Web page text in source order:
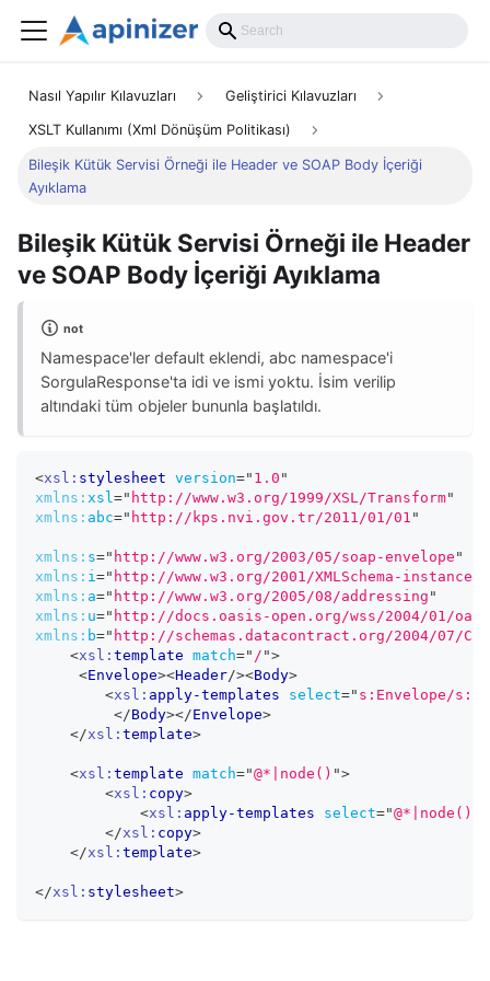
Nasıl Yapılır Kılavuzları Geliştirici Kılavuzları
XSLT Kullanımı (Xml Dönüşüm Politikası)
Bileşik Kütük Servisi Örneği ile Header ve SOAP Body İçeriği
Ayıklama
Bileşik Kütük Servisi Örneği ile Header
ve SOAP Body İçeriği Ayıklama
not
Namespace'ler default eklendi, abc namespace'i
SorgulaResponse'ta idi ve ismi yoktu. İsim verilip
altındaki tüm objeler bununla başlatıldı.
<xsl: stylesheet version=" 1.0 "
xmlns: xsl=" http://www.w3.org/1999/XSL/Transform"
xmlns: abc=" http://kps.nvi.gov.tr/2011/01/01 "
xmlns: s=" http://www.w3.org/2003/05/soap-envelope "
xmlns: i=" http://www.w3.org/2001/XMLSchema-instance
xmlns: a=" http://www.w3.org/2005/08/addressing "
xmlns: u=" http://docs.oasis-open.org/wss/2004/01/
xmlns: b=" http://schemas.datacontract.org/2004/07/
<xsl: template match=" / ">
<Envelope><Header/><Body>
<xsl: apply-templates select=" s:Envelope/
</Body></Envelope>
</xsl: template>
<xsl: template match="@*|node() ">
<xsl: copy>
<xsl: apply-templates select="@*|node()
</xsl: copy>
</xsl: template>
</xsl: stylesheet>